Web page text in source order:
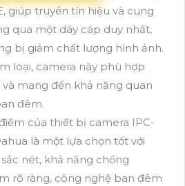
giúp truyền tín hiệu và cung
qua một dây cáp duy nhất,
bị giảm chất lượng hình ảnh.
loại, camera này phù hợp
mang đến khả năng quan
đêm.
của thiết bị camera IPC-
là một lựa chọn tốt với
nét, khả năng chống
rõ ràng, công nghệ ban đêm